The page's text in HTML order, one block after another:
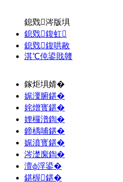
鎴戣涔版埧
鎴戣鍑虹
鎴戣鍑哄敭
淇℃伅鍙戝竷
鎵炬埧婧�
娓濅腑鍖�
姹熷寳鍖�
娌欏潽鍧�
鍗楀哺鍖�
娓濆寳鍖�
涔濋緳鍧�
澶ф浮鍙�
鍖楃鍖�